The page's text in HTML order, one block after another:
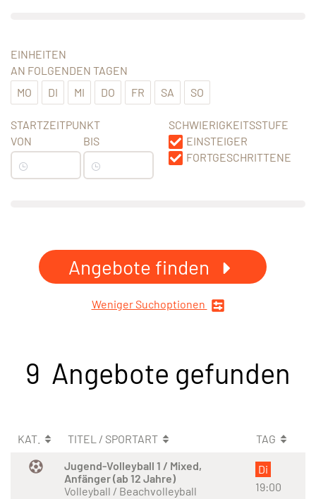
EINHEITEN
AN FOLGENDEN TAGEN
MO
DI MI DO FR SA SO
STARTZEITPUNKT
VON
BIS
SCHWIERIGKEITSSTUFE
EINSTEIGER
FORTGESCHRITTENE
Angebote finden
Weniger Suchoptionen
9 Angebote gefunden
KAT. TITEL / SPORTART
TAG
Jugend-Volleyball 1 / Mixed,
Anfänger (ab 12 Jahre)
Volleyball / Beachvolleyball
Di
19:00